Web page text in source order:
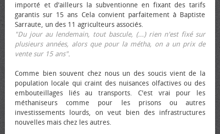
importé et d'ailleurs la subventionne en fixant des tarifs
garantis sur 15 ans Cela convient parfaitement à Baptiste
Sarraute, un des 11 agriculteurs associés.
"Du jour au lendemain, tout bascule, (...) rien n'est fixé sur
plusieurs années, alors que pour la métha, on a un prix de
vente sur 15 ans".
Comme bien souvent chez nous un des soucis vient de la
population locale qui craint des nuisances olfactives ou des
embouteillages liés au transports. C'est vrai pour les
méthaniseurs comme pour les prisons ou autres
investissements lourds, on veut bien des infrastructures
nouvelles mais chez les autres.